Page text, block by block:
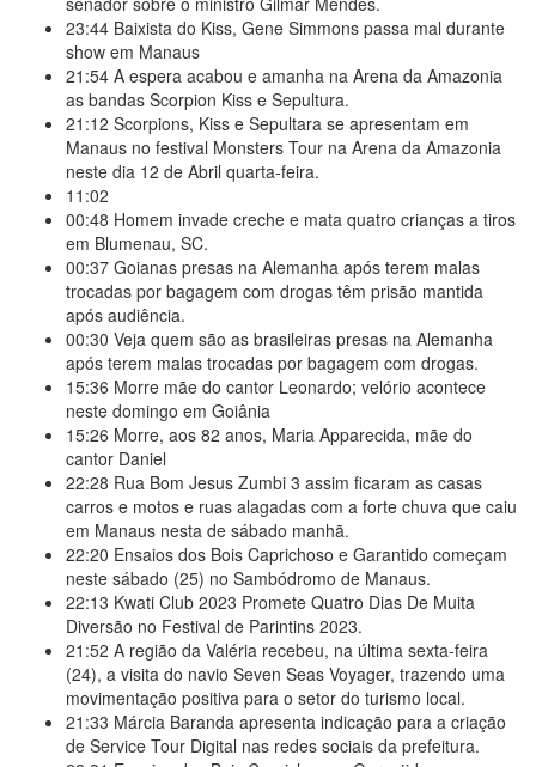
23:44 Baixista do Kiss, Gene Simmons passa mal durante
show em Manaus
21:54 A espera acabou e amanha na Arena da Amazonia
as bandas Scorpion Kiss e Sepultura.
21:12 Scorpions, Kiss e Sepultara se apresentam em
Manaus no festival Monsters Tour na Arena da Amazonia
neste dia 12 de Abril quarta-feira.
11:02
00:48 Homem invade creche e mata quatro crianças a tiros
em Blumenau, SC.
00:37 Goianas presas na Alemanha após terem malas
trocadas por bagagem com drogas têm prisão mantida
após audiência.
00:30 Veja quem são as brasileiras presas na Alemanha
após terem malas trocadas por bagagem com drogas.
15:36 Morre mãe do cantor Leonardo; velório acontece
neste domingo em Goiânia
15:26 Morre, aos 82 anos, Maria Apparecida, mãe do
cantor Daniel
22:28 Rua Bom Jesus Zumbi 3 assim ficaram as casas
carros e motos e ruas alagadas com a forte chuva que caiu
em Manaus nesta de sábado manhã.
22:20 Ensaios dos Bois Caprichoso e Garantido começam
neste sábado (25) no Sambódromo de Manaus.
22:13 Kwati Club 2023 Promete Quatro Dias De Muita
Diversão no Festival de Parintins 2023.
21:52 A região da Valéria recebeu, na última sexta-feira
(24), a visita do navio Seven Seas Voyager, trazendo uma
movimentação positiva para o setor do turismo local.
21:33 Márcia Baranda apresenta indicação para a criação
de Service Tour Digital nas redes sociais da prefeitura.